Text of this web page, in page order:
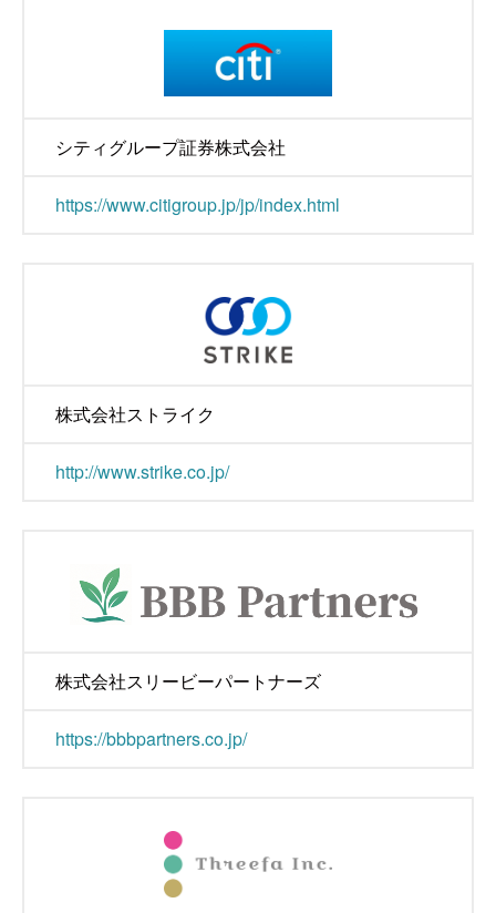
シティグループ証券株式会社
https://www.citigroup.jp/jp/index.html
株式会社ストライク
http://www.strike.co.jp/
株式会社スリービーパートナーズ
https://bbbpartners.co.jp/